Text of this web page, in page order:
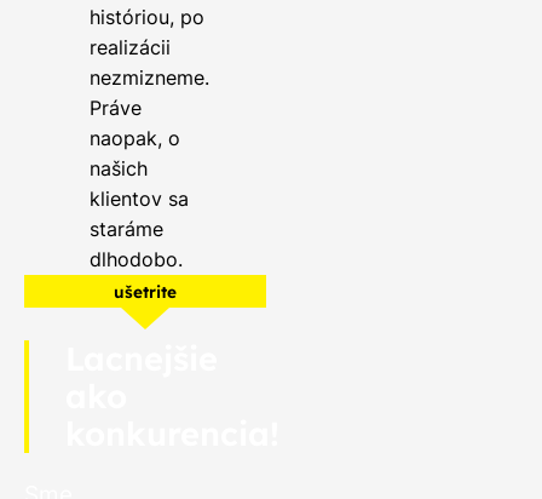
históriou, po
realizácii
nezmizneme.
Práve
naopak, o
našich
klientov sa
staráme
dlhodobo.
ušetrite